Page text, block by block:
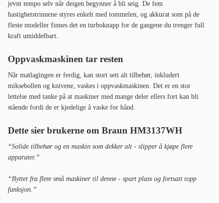
jevnt tempo selv når deigen begynner å bli seig. De fem
hastighetstrinnene styres enkelt med tommelen, og akkurat som på de
fleste modeller finnes det en turboknapp for de gangene du trenger full
kraft umiddelbart.
Oppvaskmaskinen tar resten
Når matlagingen er ferdig, kan stort sett alt tilbehør, inkludert
miksebollen og knivene, vaskes i oppvaskmaskinen. Det er en stor
lettelse med tanke på at maskiner med mange deler ellers fort kan bli
stående fordi de er kjedelige å vaske for hånd.
Dette sier brukerne om Braun HM3137WH
“Solide tilbehør og en maskin som dekker alt - slipper å kjøpe flere
apparater.”
“Byttet fra flere små maskiner til denne - spart plass og fortsatt topp
funksjon.”